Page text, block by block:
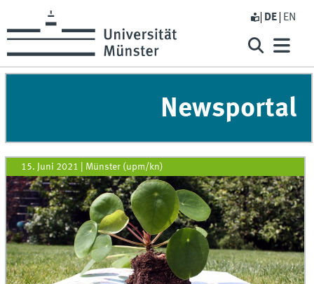
DE EN
Newsportal
15. Juni 2021 Münster (upm/kn)